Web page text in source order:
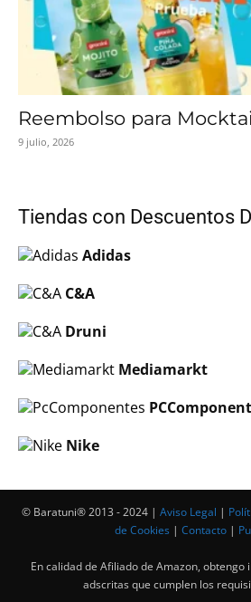
Reembolso para
9 julio, 2026
Tiendas con Descuentos
Adidas
C&A
Druni
Mediamarkt
Nike
© Baratuni®‎ 2013 - 2024 | Aviso Legal |
de Cookies | Contacto |
En calidad de Afiliado de Amazon,
adscritas que cumplen los